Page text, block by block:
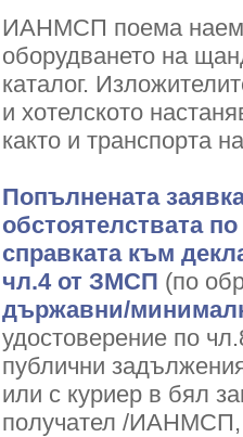
ИАНМСП поема
оборудването на
каталог.
и хотелското
както и транспорта
Попълнената
обстоятелствата
справката към
чл.4 от ЗМСП (по
държавни/
удостоверение по
публични
или с куриер в бял
получател /ИАНМСП,